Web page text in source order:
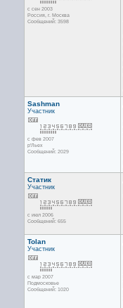
с сен 2003
Россия, г. Москва
Сообщений: 3598
Sashman
Участник
с фев 2007
р'Льех
Сообщений: 2029
Статик
Участник
с июл 2006
Сообщений: 655
Tolan
Участник
с мар 2007
Подмосковье
Сообщений: 1020